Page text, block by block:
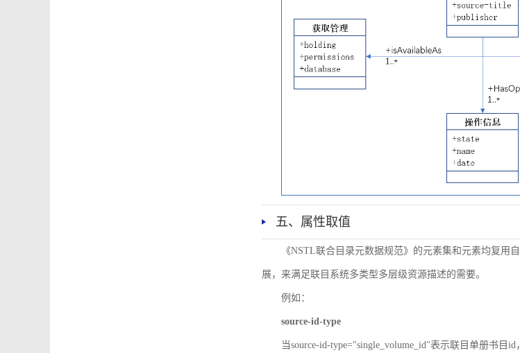
五、属性取值
《NSTL联合目录元数据规范》的元素集和元素均复
展，来满足联目系统多类型多层级资源描述的需要。
例如：
source-id-type
当source-id-type="single_volume_id"表示联目单册书目